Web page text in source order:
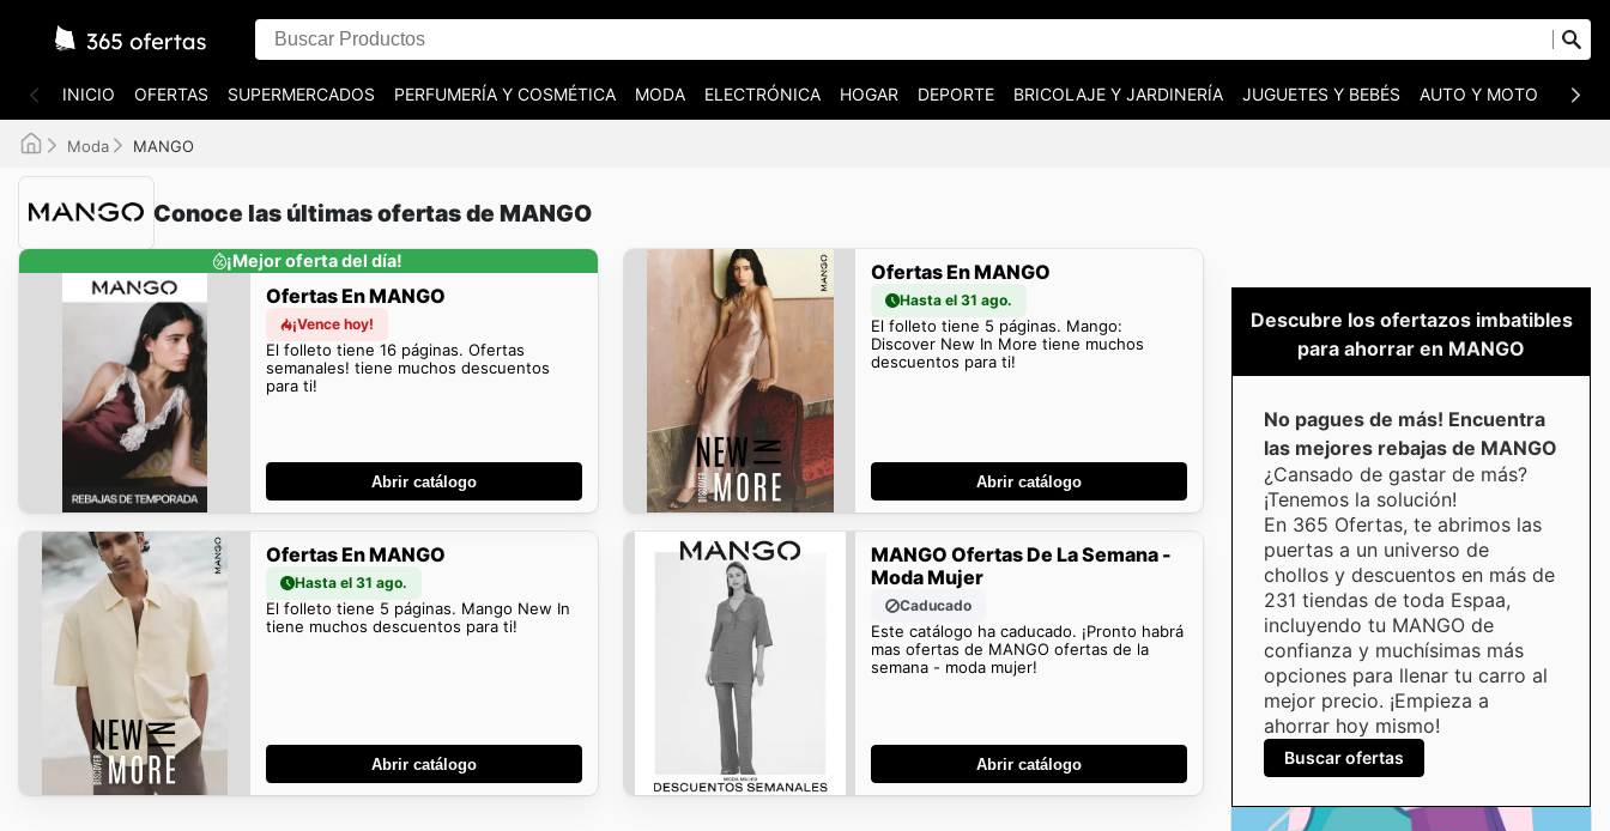
INICIO OFERTAS SUPERMERCADOS PERFUMERÍA Y COSMÉTICA MODA ELECTRÓNICA HOGAR DEPORTE BRICOLAJE Y JARDINERÍA JUGUETES Y BEBÉS AUTO Y MOTO
Moda MANGO
Conoce las últimas ofertas de MANGO
¡Mejor oferta del día!
Ofertas En MANGO
¡Vence hoy!
El folleto tiene 16 páginas. Ofertas
semanales! tiene muchos descuentos
para ti!
Abrir catálogo
Ofertas En MANGO
Hasta el 31 ago.
El folleto tiene 5 páginas. Mango:
Discover New In More tiene muchos
descuentos para ti!
Abrir catálogo
Ofertas En MANGO
Hasta el 31 ago.
El folleto tiene 5 páginas. Mango New In
tiene muchos descuentos para ti!
Abrir catálogo
MANGO Ofertas De La Semana -
Moda Mujer
Caducado
Este catálogo ha caducado. ¡Pronto habrá
mas ofertas de MANGO ofertas de la
semana - moda mujer!
Abrir catálogo
Descubre los ofertazos imbatibles
para ahorrar en MANGO
No pagues de más! Encuentra
las mejores rebajas de MANGO
¿Cansado de gastar de más?
¡Tenemos la solución!
En 365 Ofertas, te abrimos las
puertas a un universo de
chollos y descuentos en más de
231 tiendas de toda Espaa,
incluyendo tu MANGO de
confianza y muchísimas más
opciones para llenar tu carro al
mejor precio. ¡Empieza a
ahorrar hoy mismo!
Buscar ofertas